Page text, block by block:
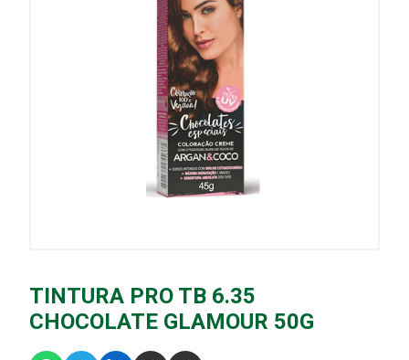
TINTURA PRO TB 6.35
CHOCOLATE GLAMOUR 50G